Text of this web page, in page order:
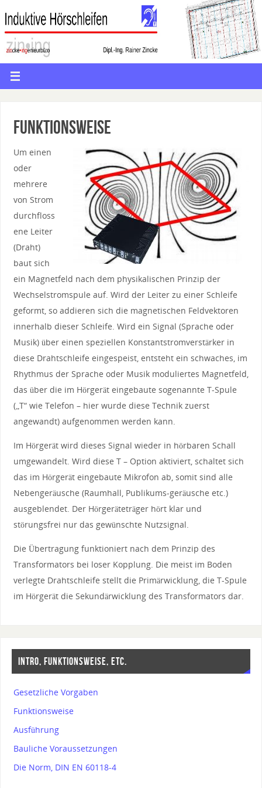
Funktionsweise
Um einen
oder
mehrere
von Strom
durchfloss
ene Leiter
(Draht)
baut sich
ein Magnetfeld nach dem physikalischen Prinzip der
Wechselstromspule auf. Wird der Leiter zu einer Schleife
geformt, so addieren sich die magnetischen Feldvektoren
innerhalb dieser Schleife. Wird ein Signal (Sprache oder
Musik) über einen speziellen Konstantstromverstärker in
diese Drahtschleife eingespeist, entsteht ein schwaches, im
Rhythmus der Sprache oder Musik moduliertes Magnetfeld,
das über die im Hörgerät eingebaute sogenannte T-Spule
(„T“ wie Telefon – hier wurde diese Technik zuerst
angewandt) aufgenommen werden kann.
Im Hörgerät wird dieses Signal wieder in hörbaren Schall
umgewandelt. Wird diese T – Option aktiviert, schaltet sich
das im Hörgerät eingebaute Mikrofon ab, somit sind alle
Nebengeräusche (Raumhall, Publikums-geräusche etc.)
ausgeblendet. Der Hörgeräteträger hört klar und
störungsfrei nur das gewünschte Nutzsignal.
Die Übertragung funktioniert nach dem Prinzip des
Transformators bei loser Kopplung. Die meist im Boden
verlegte Drahtschleife stellt die Primärwicklung, die T-Spule
im Hörgerät die Sekundärwicklung des Transformators dar.
INTRO, FUNKTIONSWEISE, ETC.
Gesetzliche Vorgaben
Funktionsweise
Ausführung
Bauliche Voraussetzungen
Die Norm, DIN EN 60118-4